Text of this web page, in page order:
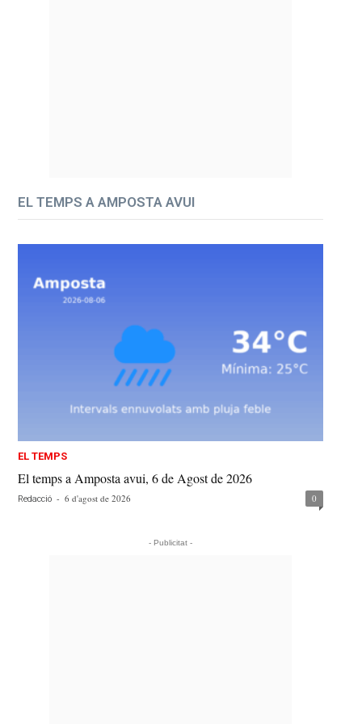
EL TEMPS A AMPOSTA AVUI
EL TEMPS
El temps a Amposta avui, 6 de Agost de 2026
Redacció - 6 d'agost de 2026 0
- Publicitat -